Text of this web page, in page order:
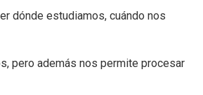
dónde estudiamos, cuándo nos
pero además nos permite procesar